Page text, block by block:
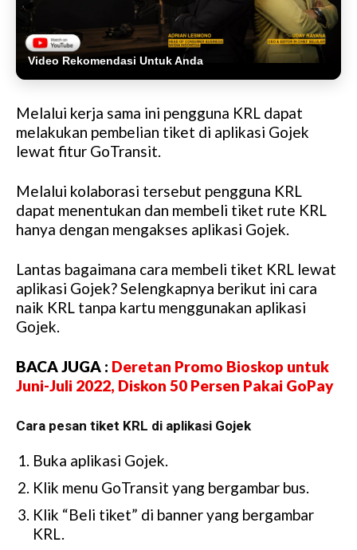
Video Rekomendasi Untuk Anda
Melalui kerja sama ini pengguna KRL dapat
melakukan pembelian tiket di aplikasi Gojek
lewat fitur GoTransit.
Melalui kolaborasi tersebut pengguna KRL
dapat menentukan dan membeli tiket rute KRL
hanya dengan mengakses aplikasi Gojek.
Lantas bagaimana cara membeli tiket KRL lewat
aplikasi Gojek? Selengkapnya berikut ini cara
naik KRL tanpa kartu menggunakan aplikasi
Gojek.
BACA JUGA : Deretan Promo Bioskop untuk
Juni-Juli 2022, Diskon 50 Persen Pakai GoPay
Cara pesan tiket KRL di aplikasi Gojek
Buka aplikasi Gojek.
Klik menu GoTransit yang bergambar bus.
Klik “Beli tiket” di banner yang bergambar
KRL.